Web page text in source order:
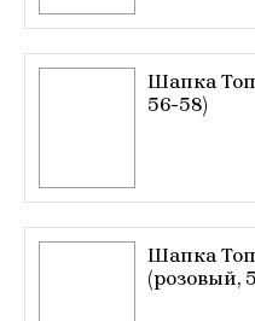
Шапка
56-58)
Шапка
(розовый,